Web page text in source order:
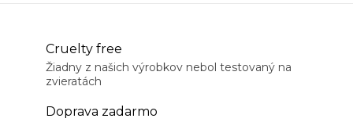
Cruelty free
Žiadny z našich výrobkov nebol testovaný na
zvieratách
Doprava zadarmo